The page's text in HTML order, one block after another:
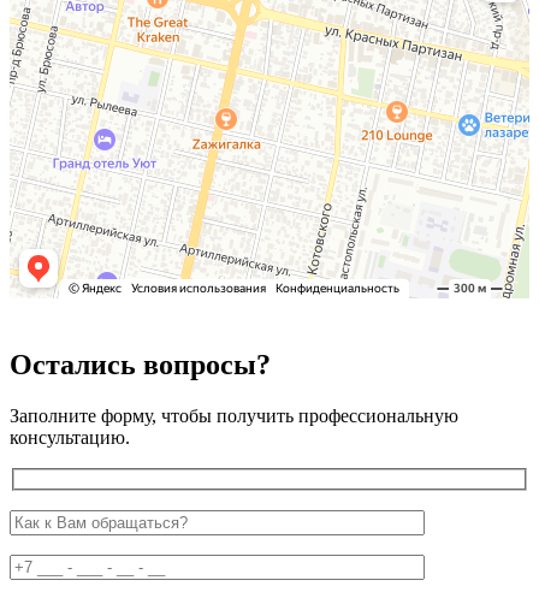
Остались вопросы?
Заполните форму, чтобы получить профессиональную
консультацию.